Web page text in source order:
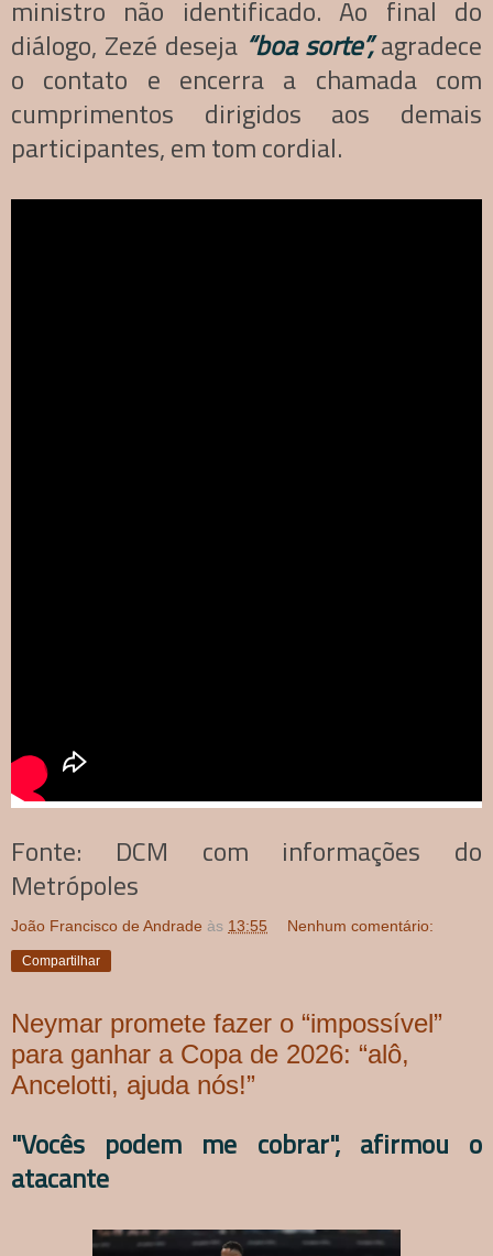
ministro não identificado. Ao final do
diálogo, Zezé deseja “boa sorte”,agradece
o contato e encerra a chamada com
cumprimentos dirigidos aos demais
participantes, em tom cordial.
Fonte: DCM com informações do
Metrópoles
João Francisco de Andrade às 13:55 Nenhum comentário:
Compartilhar
Neymar promete fazer o “impossível”
para ganhar a Copa de 2026: “alô,
Ancelotti, ajuda nós!”
"Vocês podem me cobrar", afirmou o
atacante